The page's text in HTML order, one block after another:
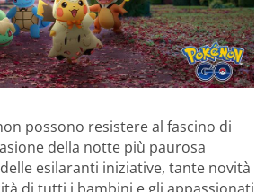
possono resistere al fascino di
della notte più paurosa
esilaranti iniziative, tante novità